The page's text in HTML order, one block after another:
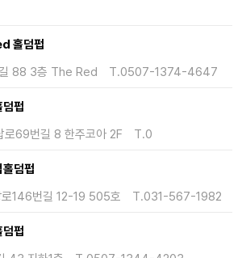
홀덤펍
88 3층 The Red
T.0507-1374-4647
덤펍
로69번길 8 한주코아 2F
T.0
덤펍
로146번길 12-19 505호
T.031-567-1982
덤펍